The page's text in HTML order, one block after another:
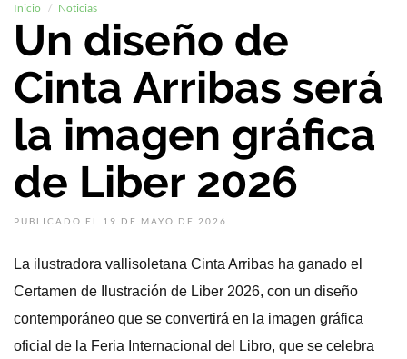
Inicio Noticias
Un diseño de
Cinta Arribas será
la imagen gráfica
de Liber 2026
PUBLICADO EL 19 DE MAYO DE 2026
La ilustradora vallisoletana Cinta Arribas ha ganado el
Certamen de Ilustración de Liber 2026, con un diseño
contemporáneo que se convertirá en la imagen gráfica
oficial de la Feria Internacional del Libro, que se celebra